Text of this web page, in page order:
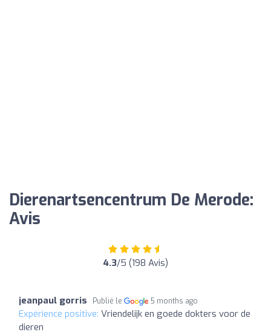
Dierenartsencentrum De Merode:
Avis
4.3/5 (198 Avis)
jeanpaul gorris Publié le 5 months ago
Expérience positive: Vriendelijk en goede dokters voor de
dieren